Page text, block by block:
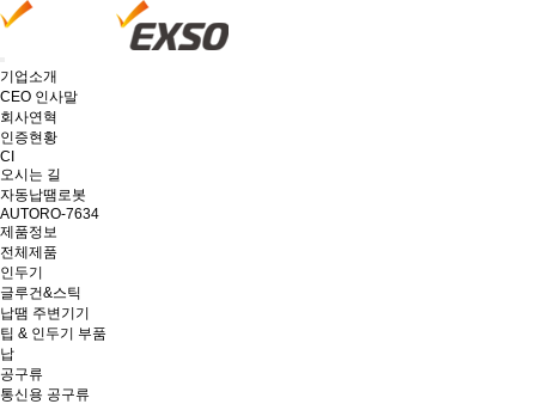
기업소개
CEO 인사말
회사연혁
인증현황
CI
오시는 길
자동납땜로봇
AUTORO-7634
제품정보
전체제품
인두기
글루건&스틱
납땜 주변기기
팁 & 인두기 부품
납
공구류
통신용 공구류